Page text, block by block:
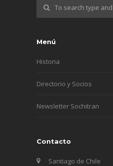
Menú
Historia
Directorio y Socios
Newsletter Sochitran
Contacto
Santiago de Chile